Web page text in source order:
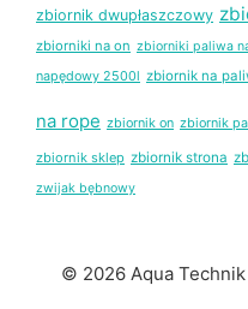
zbiornik dwupłaszczowy
zbiorniki na on zbiorniki paliwa
napędowy 2500l zbiornik na
na rope zbiornik on zbiornik
zbiornik sklep zbiornik strona
zwijak bębnowy
© 2026 Aqua Technik